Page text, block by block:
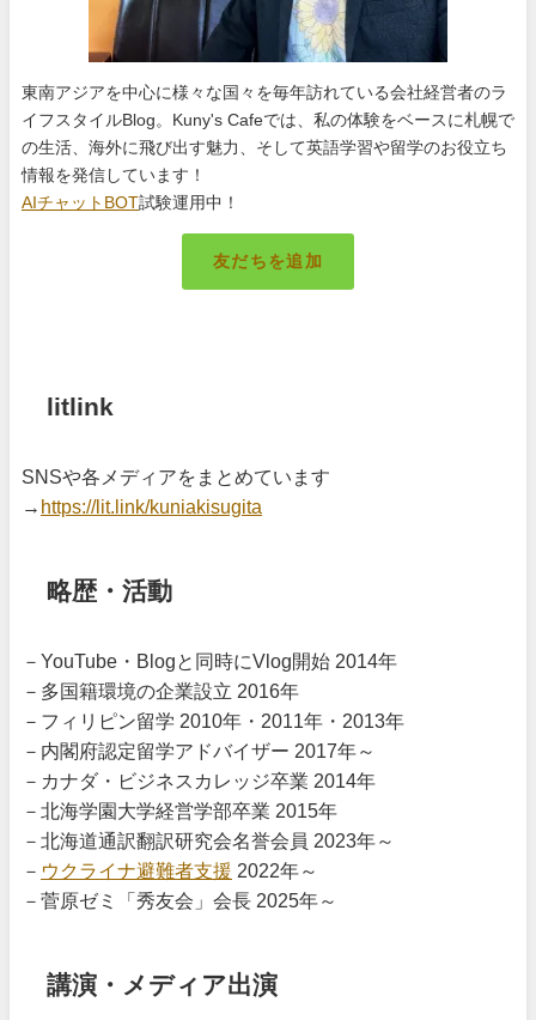
東南アジアを中心に様々な国々を毎年訪れている会社経営者のラ
イフスタイルBlog。Kuny's Cafeでは、私の体験をベースに札幌で
の生活、海外に飛び出す魅力、そして英語学習や留学のお役立ち
情報を発信しています！
AIチャットBOT試験運用中！
友だちを追加
litlink
SNSや各メディアをまとめています
→ https://lit.link/kuniakisugita
略歴・活動
－YouTube・Blogと同時にVlog開始 2014年
－多国籍環境の企業設立 2016年
－フィリピン留学 2010年・2011年・2013年
－内閣府認定留学アドバイザー 2017年～
－カナダ・ビジネスカレッジ卒業 2014年
－北海学園大学経営学部卒業 2015年
－北海道通訳翻訳研究会名誉会員 2023年～
－ ウクライナ避難者支援 2022年～
－菅原ゼミ「秀友会」会長 2025年～
講演・メディア出演